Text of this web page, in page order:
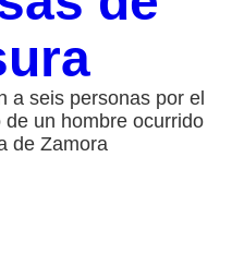
a seis personas por el
de un hombre ocurrido
de Zamora